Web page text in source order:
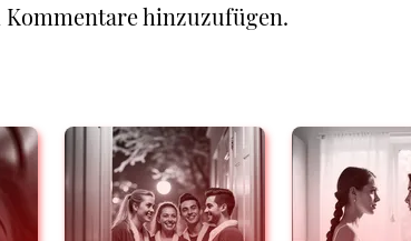
hinzuzufügen.